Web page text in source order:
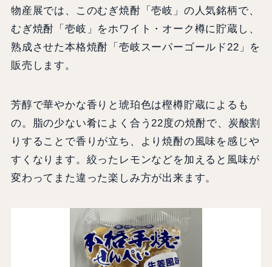
物産展では、このむぎ焼酎「壱岐」の人気銘柄で、
むぎ焼酎「壱岐」をホワイト・オーク樽に貯蔵し、
熟成させた本格焼酎「壱岐スーパーゴールド22」を
販売します。
芳醇で華やかな香りと琥珀色は樫樽貯蔵によるも
の。脂の少ない肴によく合う22度の焼酎で、炭酸割
りすることで香りが立ち、より焼酎の風味を感じや
すくなります。絞ったレモンなどを加えると風味が
変わってまた違った楽しみ方が出来ます。